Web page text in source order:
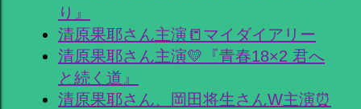
り』
清原果耶さん主演📒マイダイアリー
清原果耶さん主演💛『青春18×2 君へ
と続く道』
清原果耶さん、岡田将生さんW主演⏰